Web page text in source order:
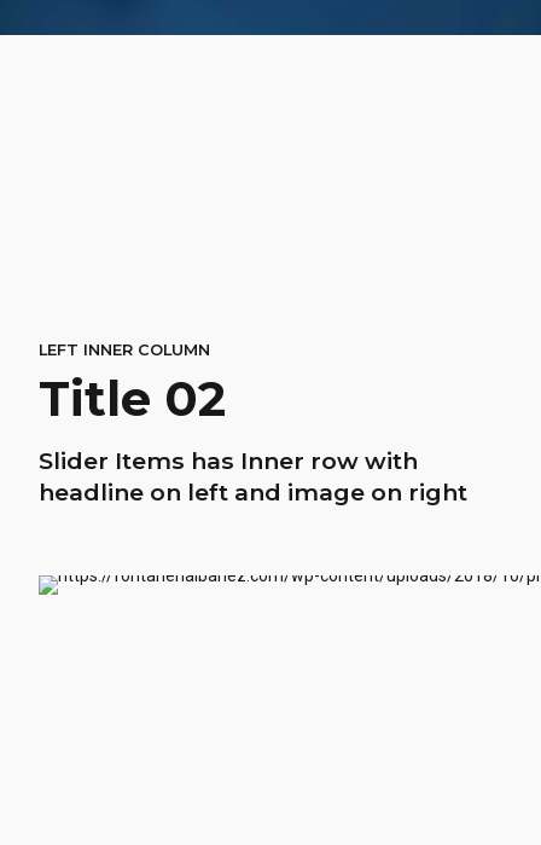
LEFT INNER COLUMN
Title 02
Slider Items has Inner row with
headline on left and image on right